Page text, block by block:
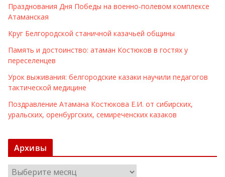
Празднования Дня Победы на военно-полевом комплексе
Атаманская
Круг Белгородской станичной казачьей общины
Память и достоинство: атаман Костюков в гостях у
переселенцев
Урок выживания: белгородские казаки научили педагогов
тактической медицине
Поздравление Атамана Костюкова Е.И. от сибирских,
уральских, оренбургских, семиреченских казаков
Архивы